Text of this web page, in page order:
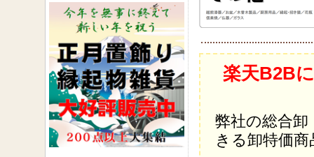
楽天B2B
弊社の総合
きる卸特価